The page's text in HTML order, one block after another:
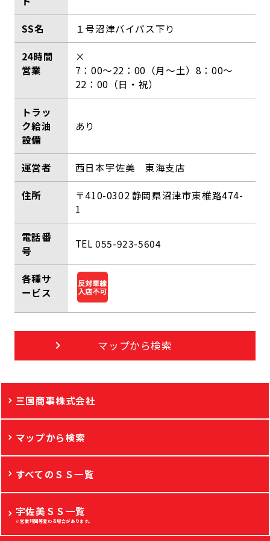
SS名 １号沼津バイパス下り
24時間
営業
×
7：00～22：00（月～土）8：00～
22：00（日・祝）
トラッ
ク給油
設備
あり
運営者 西日本宇佐美 東海支店
住所
〒410-0302 静岡県沼津市東椎路474-
1
電話番
号
TEL 055-923-5604
各種サ
ービス
マップから検索
三国商事株式会社
マップから検索
すべてのＳＳ一覧
宇佐美ＳＳ一覧
※営業時間等変わる場合があります。